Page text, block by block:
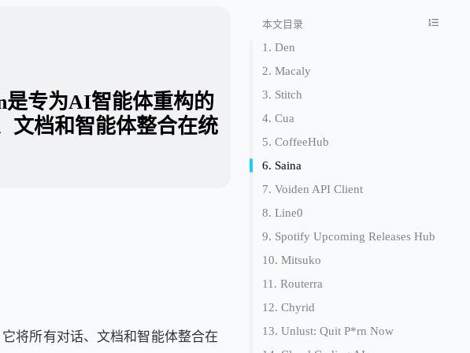
是专为AI智能体重构的
文档和智能体整合在统
将所有对话、文档和智能体整合在
本文目录
1. Den
2. Macaly
3. Stitch
4. Cua
5. CoffeeHub
6. Saina
7. Voiden API Client
8. Line0
9. Spotify Upcoming Releases Hub
10. Mitsuko
11. Routerra
12. Chyrid
13. Unlust: Quit P*rn Now